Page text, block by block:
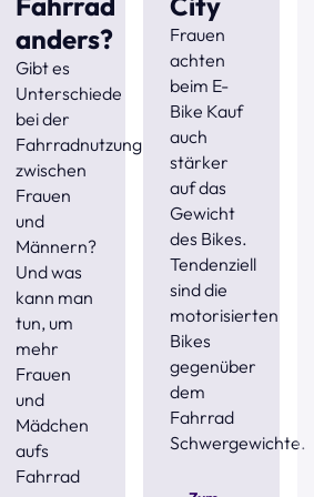
anders?
Gibt es
Unterschiede
bei der
Fahrradnutzung
zwischen
Frauen
und
Männern?
Und was
kann man
tun, um
mehr
Frauen
und
Mädchen
aufs
Fahrrad
Frauen
achten
beim E-
Bike Kauf
auch
stärker
auf das
Gewicht
des Bikes.
Tendenziell
sind die
motorisierten
Bikes
gegenüber
dem
Fahrrad
Schwergewichte.